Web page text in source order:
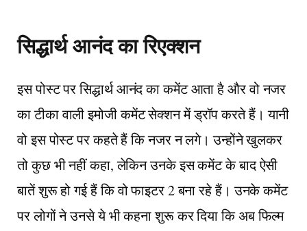
सिद्धार्थ आनंद का रिएक्शन
इस पोस्ट पर सिद्धार्थ आनंद का कमेंट आता है और वो नजर
का टीका वाली इमोजी कमेंट सेक्शन में ड्रॉप करते हैं। यानी
वो इस पोस्ट पर कहते हैं कि नजर न लगे। उन्होंने खुलकर
तो कुछ भी नहीं कहा, लेकिन उनके इस कमेंट के बाद ऐसी
बातें शुरू हो गई हैं कि वो फाइटर 2 बना रहे हैं। उनके कमेंट
पर लोगों ने उनसे ये भी कहना शुरू कर दिया कि अब फिल्म